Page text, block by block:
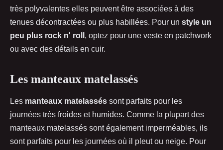
très polyvalentes elles peuvent être associées à des
tenues décontractées ou plus habillées. Pour un style un
peu plus rock n' roll , optez pour une veste en patchwork
ou avec des détails en cuir.
Les manteaux matelassés
Les manteaux matelassés sont parfaits pour les
journées très froides et humides. Comme la plupart des
manteaux matelassés sont également imperméables, ils
sont parfaits pour les journées où il pleut ou neige. Pour